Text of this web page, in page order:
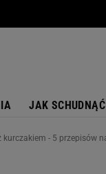
JAK SCHUDNĄĆ
kurczakiem - 5 przepisów